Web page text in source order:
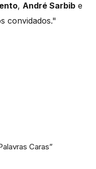
, André Sarbib e
convidados."
Caras”